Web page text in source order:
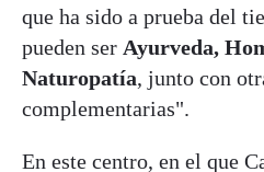
que ha sido a prueba del
pueden ser Ayurveda,
Naturopatía, junto con
complementarias".
En este centro, en el que